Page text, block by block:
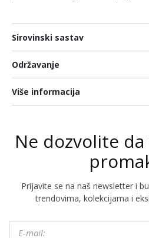
Sirovinski sastav
Održavanje
Više informacija
Ne dozvolite
Prijavite se na naš newsletter i
trendovima, kolekcijama i